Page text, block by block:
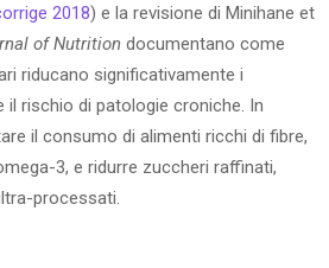
2018) e la revisione di Minihane et
of Nutrition documentano come
riducano significativamente i
rischio di patologie croniche. In
il consumo di alimenti ricchi di fibre,
3, e ridurre zuccheri raffinati,
processati.